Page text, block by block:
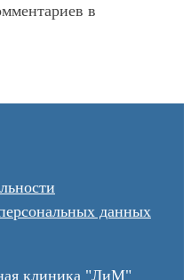
в
данных
клиника "ЛиМ"